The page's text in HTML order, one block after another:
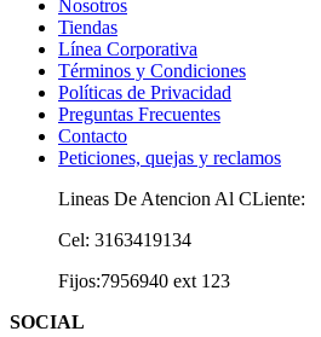
Nosotros
Tiendas
Línea Corporativa
Términos y Condiciones
Políticas de Privacidad
Preguntas Frecuentes
Contacto
Peticiones, quejas y reclamos
Lineas De Atencion Al CLiente:
Cel: 3163419134
Fijos:7956940 ext 123
SOCIAL